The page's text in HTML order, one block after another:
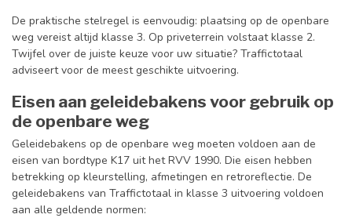
De praktische stelregel is eenvoudig: plaatsing op de openbare
weg vereist altijd klasse 3. Op priveterrein volstaat klasse 2.
Twijfel over de juiste keuze voor uw situatie? Traffictotaal
adviseert voor de meest geschikte uitvoering.
Eisen aan geleidebakens voor gebruik op
de openbare weg
Geleidebakens op de openbare weg moeten voldoen aan de
eisen van bordtype K17 uit het RVV 1990. Die eisen hebben
betrekking op kleurstelling, afmetingen en retroreflectie. De
geleidebakens van Traffictotaal in klasse 3 uitvoering voldoen
aan alle geldende normen: